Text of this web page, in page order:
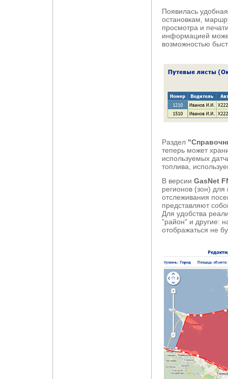
Появилась
остановкам,
просмотра и
информацией
возможностью
Раздел
теперь может
используемых
топлива,
В версии GasNet
регионов (зон)
отслеживания
представляют
Для удобства
"район" и другие:
отображаться не